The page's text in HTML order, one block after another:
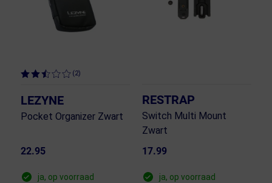
(2)
LEZYNE
Pocket Organizer Zwart
22.95
ja, op voorraad
RESTRAP
Switch Multi Mount
Zwart
17.99
ja, op voorraad